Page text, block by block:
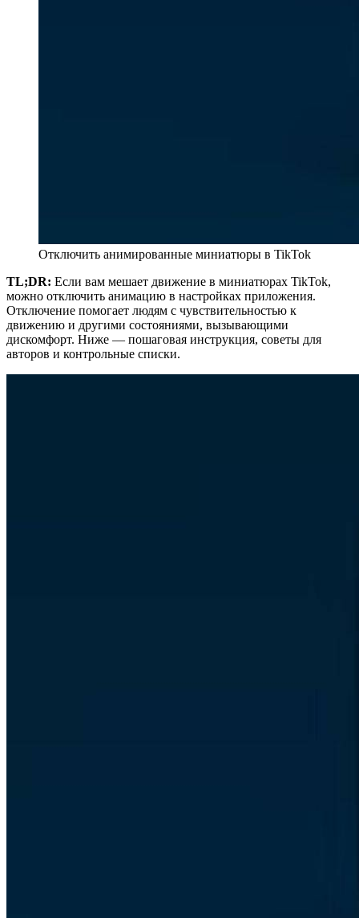
Отключить анимированные миниатюры в TikTok
TL;DR: Если вам мешает движение в миниатюрах TikTok,
можно отключить анимацию в настройках приложения.
Отключение помогает людям с чувствительностью к
движению и другими состояниями, вызывающими
дискомфорт. Ниже — пошаговая инструкция, советы для
авторов и контрольные списки.